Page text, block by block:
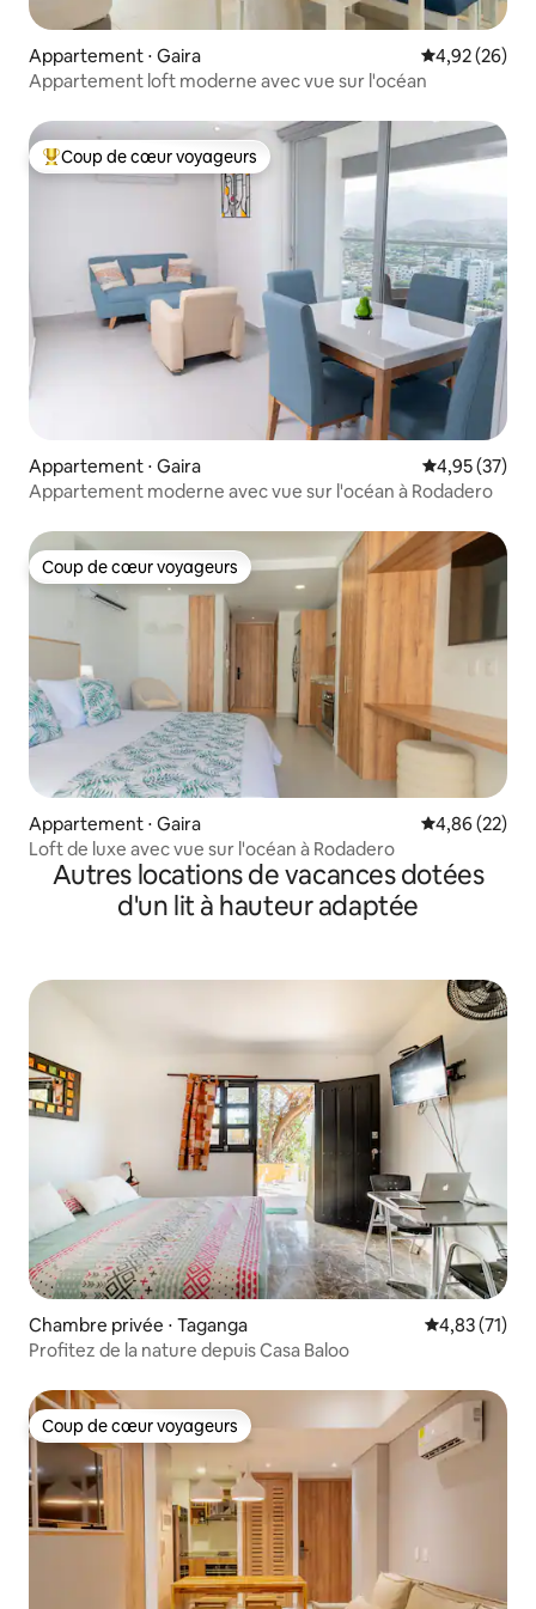
Appartement ⋅ Gaira Évaluation
4,92 (26)
Appartement loft moderne avec vue sur l'océan
Coups de cœur voyageurs les plus appréciés
Coup de cœur voyageurs
Appartement ⋅ Gaira Évaluation
4,95 (37)
Appartement moderne avec vue sur l'océan à Rodadero
Coup de cœur voyageurs
Coup de cœur voyageurs
Appartement ⋅ Gaira Évaluation
4,86 (22)
Loft de luxe avec vue sur l'océan à Rodadero
Autres locations de vacances dotées
d'un lit à hauteur adaptée
Chambre privée ⋅ Taganga Évaluation
4,83 (71)
Profitez de la nature depuis Casa Baloo
Coup de cœur voyageurs
Coup de cœur voyageurs